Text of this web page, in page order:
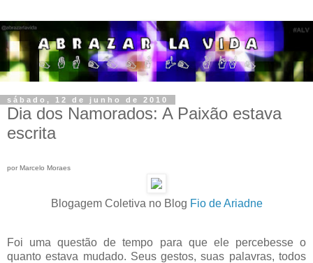
sábado, 12 de junho de 2010
Dia dos Namorados: A Paixão estava
escrita
por Marcelo Moraes
Blogagem Coletiva no Blog Fio de Ariadne
Foi uma questão de tempo para que ele percebesse o
quanto estava mudado. Seus gestos, suas palavras, todos